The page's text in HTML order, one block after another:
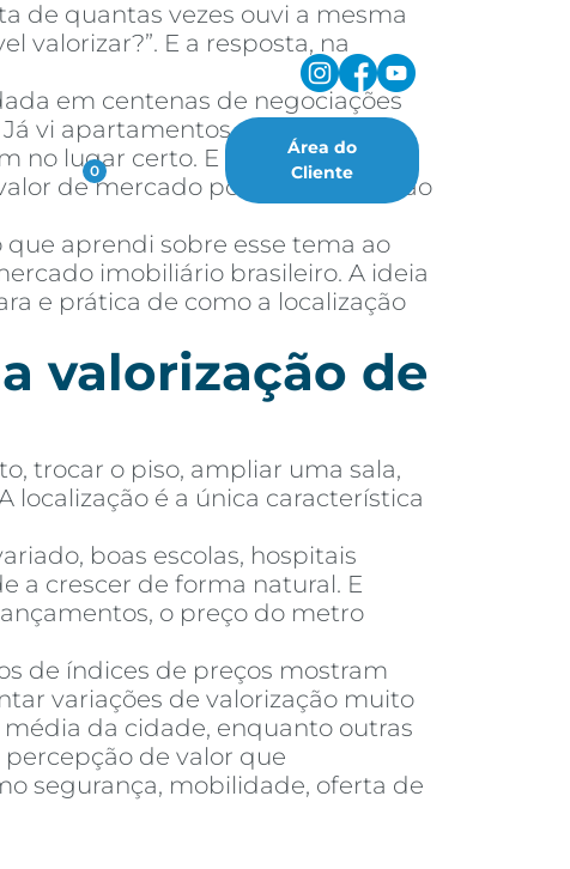
Favoritos 0
Área do
Cliente
de quantas vezes ouvi a mesma
valorizar?”. E a resposta, na
em centenas de negociações
vi apartamentos simples, com
no lugar certo. E também já vi
de mercado porque a região ao
aprendi sobre esse tema ao
imobiliário brasileiro. A ideia
e prática de como a localização
valorização de
trocar o piso, ampliar uma sala,
localização é a única característica
boas escolas, hospitais
a crescer de forma natural. E
o preço do metro
de índices de preços mostram
variações de valorização muito
da cidade, enquanto outras
de valor que
segurança, mobilidade, oferta de